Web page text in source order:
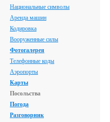
Национальные символы
Аренда машин
Кодировка
Вооруженные силы
Фотогалерея
Телефонные коды
Аэропорты
Карты
Посольства
Погода
Разговорник